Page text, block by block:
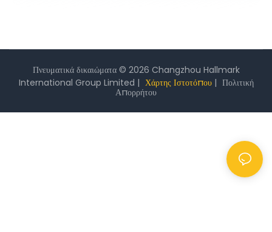
Πνευματικά δικαιώματα © 2026 Changzhou Hallmark
International Group Limited | Χάρτης Ιστοτόπου | Πολιτική
Απορρήτου